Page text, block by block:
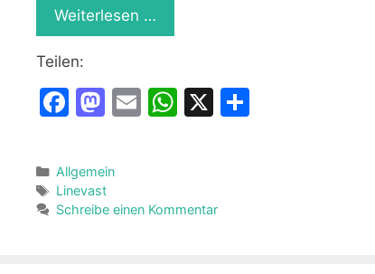
Weiterlesen …
Teilen:
F
c
e
b
M
st
o
d
E
W
A
X
Kategorien
Allgemein
Schlagwörter
Linevast
Schreibe einen Kommentar